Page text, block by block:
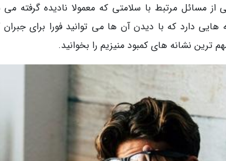
از مسائل مرتبط با سلامتی که معمولا نادیده گرفته
هایی دارد که با دیدن آن ها می توانید فورا برای جبران
ترین نشانه های کمبود منیزیم را بخوانید.